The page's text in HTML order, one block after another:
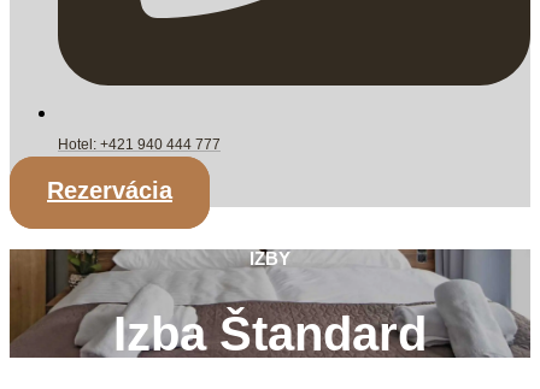
Hotel: +421 940 444 777
Rezervácia
IZBY
Izba Štandard